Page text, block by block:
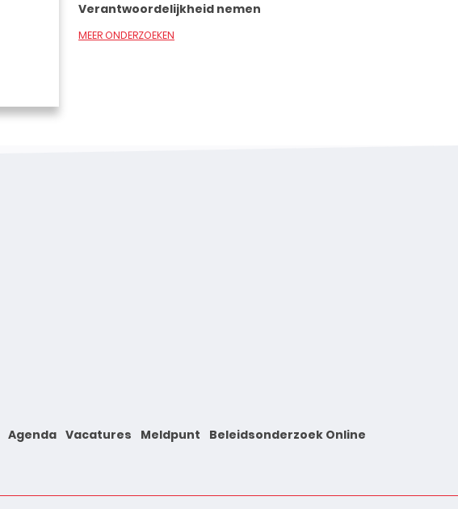
Verantwoordelijkheid nemen
MEER ONDERZOEKEN
Agenda Vacatures Meldpunt Beleidsonderzoek Online